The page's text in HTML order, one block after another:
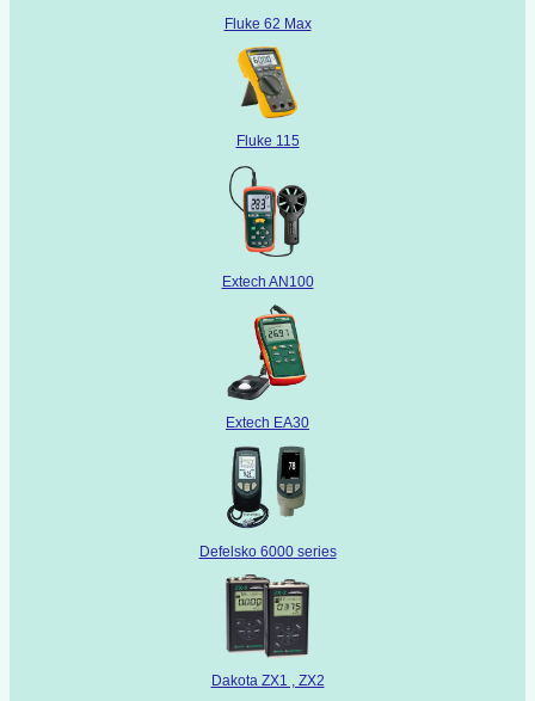
Fluke 62 Max
Fluke 115
Extech AN100
Extech EA30
Defelsko 6000 series
Dakota ZX1 , ZX2